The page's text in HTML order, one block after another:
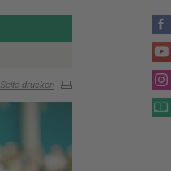
Seite drucken